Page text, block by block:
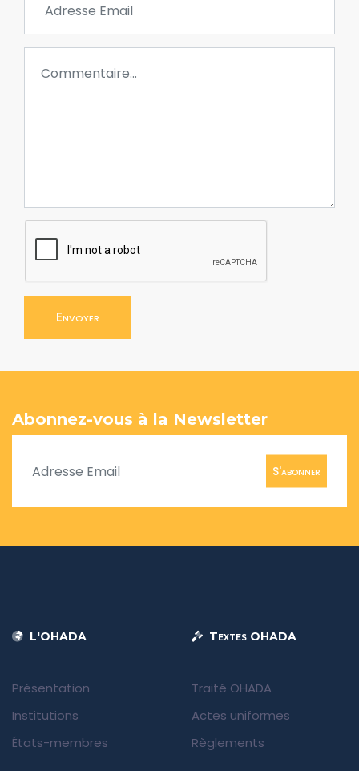
Envoyer
Abonnez-vous à la Newsletter
S'abonner
L'OHADA
Présentation
Institutions
États-membres
Textes OHADA
Traité OHADA
Actes uniformes
Règlements